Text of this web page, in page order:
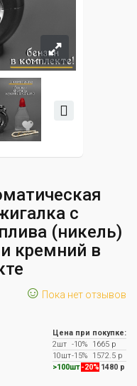
с
(никель)
кремний в
☺ Пока нет отзывов
Цена при покупке:
2шт -10% 1665 р
10шт-15% 1572.5 р
>100шт -20% 1480 р